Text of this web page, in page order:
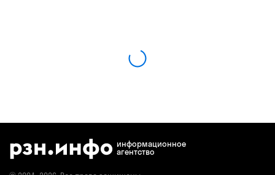
информационное
агентство